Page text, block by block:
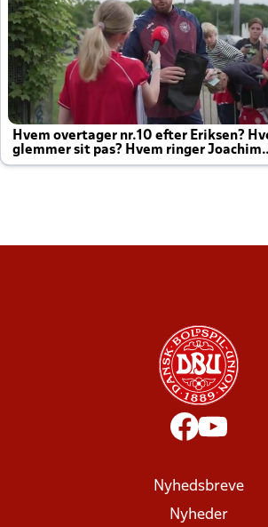
Hvem overtager nr.10 efter Eriksen?
glemmer sit pas? Hvem ringer Joachim
altid til efter kampe?
Nyhedsbreve
Nyheder